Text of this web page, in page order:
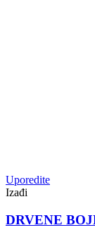
Uporedite
Izađi
DRVENE